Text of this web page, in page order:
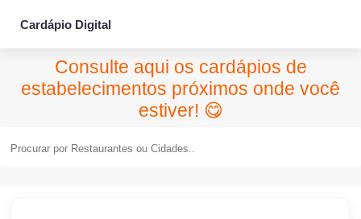
Cardápio Digital
Consulte aqui os cardápios de
estabelecimentos próximos onde você
estiver! 😋